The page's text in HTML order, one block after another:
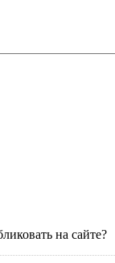
на сайте?